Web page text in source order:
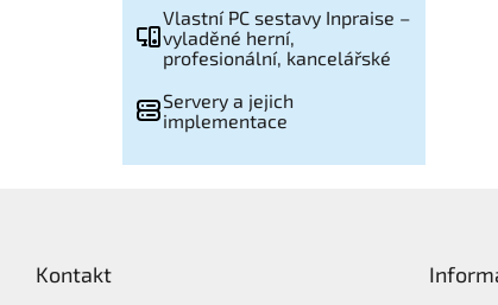
Vlastní PC sestavy Inpraise –
vyladěné herní,
profesionální, kancelářské
Servery a jejich
implementace
Kontakt